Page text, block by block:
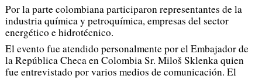
Por la parte colombiana participaron representantes de la
industria química y petroquímica, empresas del sector
energético e hidrotécnico.
El evento fue atendido personalmente por el Embajador de
la República Checa en Colombia Sr. Miloš Sklenka quien
fue entrevistado por varios medios de comunicación. El